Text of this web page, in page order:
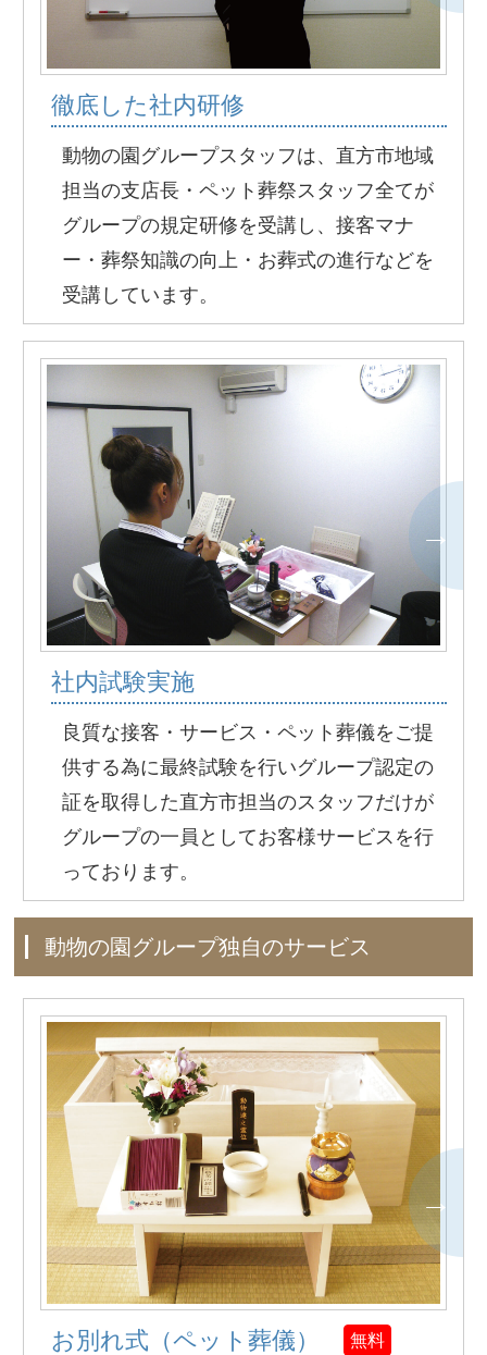
徹底した社内研修
動物の園グループスタッフは、直方市地域
担当の支店長・ペット葬祭スタッフ全てが
グループの規定研修を受講し、接客マナ
ー・葬祭知識の向上・お葬式の進行などを
受講しています。
社内試験実施
良質な接客・サービス・ペット葬儀をご提
供する為に最終試験を行いグループ認定の
証を取得した直方市担当のスタッフだけが
グループの一員としてお客様サービスを行
っております。
動物の園グループ独自のサービス
お別れ式（ペット葬儀） 無料